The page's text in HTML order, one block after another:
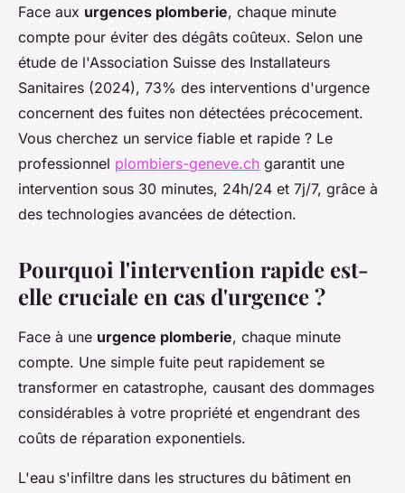
Auberte•08/05/2026 19:41•7 min de lecture
Face aux urgences plomberie, chaque minute
compte pour éviter des dégâts coûteux. Selon une
étude de l'Association Suisse des Installateurs
Sanitaires (2024), 73% des interventions d'urgence
concernent des fuites non détectées précocement.
Vous cherchez un service fiable et rapide ? Le
professionnel plombiers-geneve.ch garantit une
intervention sous 30 minutes, 24h/24 et 7j/7, grâce à
des technologies avancées de détection.
Pourquoi l'intervention rapide est-
elle cruciale en cas d'urgence ?
Face à une urgence plomberie, chaque minute
compte. Une simple fuite peut rapidement se
transformer en catastrophe, causant des dommages
considérables à votre propriété et engendrant des
coûts de réparation exponentiels.
L'eau s'infiltre dans les structures du bâtiment en